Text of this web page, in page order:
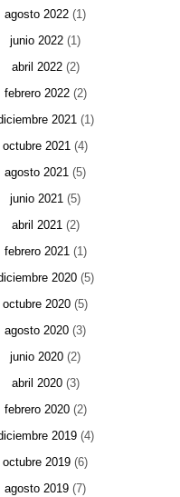
agosto 2022 (1)
junio 2022 (1)
abril 2022(2)
febrero 2022(2)
2021(1)
octubre 2021 (4)
agosto 2021 (5)
junio 2021 (5)
abril 2021(2)
febrero 2021(1)
2020(5)
octubre 2020 (5)
agosto 2020 (3)
junio 2020 (2)
abril 2020(3)
febrero 2020(2)
2019(4)
octubre 2019 (6)
agosto 2019 (7)